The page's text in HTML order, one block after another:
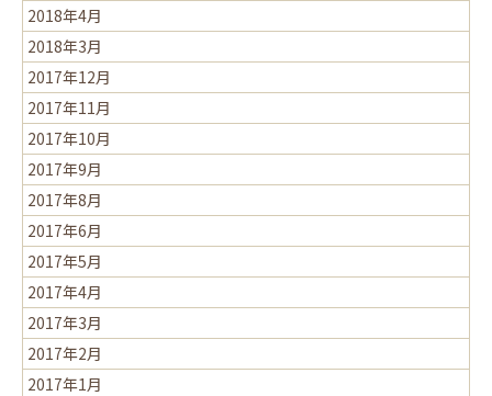
2018年4月
2018年3月
2017年12月
2017年11月
2017年10月
2017年9月
2017年8月
2017年6月
2017年5月
2017年4月
2017年3月
2017年2月
2017年1月